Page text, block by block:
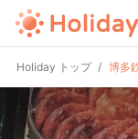
Holiday トップ 博多